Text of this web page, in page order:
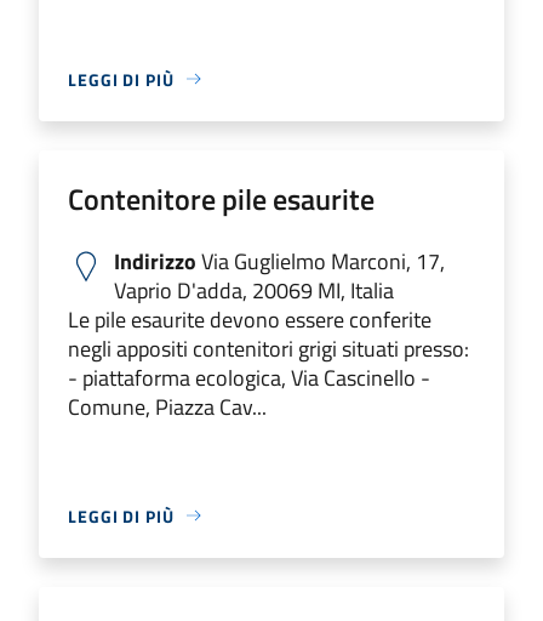
LEGGI DI PIÙ
Contenitore pile esaurite
IndirizzoVia Guglielmo Marconi, 17,
Vaprio D'adda, 20069 MI, Italia
Le pile esaurite devono essere conferite
negli appositi contenitori grigi situati presso:
- piattaforma ecologica, Via Cascinello -
Comune, Piazza Cav...
LEGGI DI PIÙ